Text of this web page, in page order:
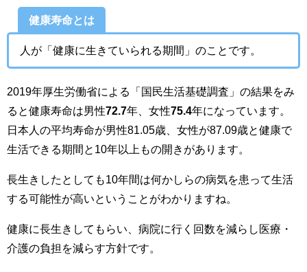
健康寿命とは
人が「健康に生きていられる期間」のことです。
2019年厚生労働省による「国民生活基礎調査」の結果をみ
ると健康寿命は男性72.7年、女性75.4年になっています。
日本人の平均寿命が男性81.05歳、女性が87.09歳と健康で
生活できる期間と10年以上もの開きがあります。
長生きしたとしても10年間は何かしらの病気を患って生活
する可能性が高いということがわかりますね。
健康に長生きしてもらい、病院に行く回数を減らし医療・
介護の負担を減らす方針です。